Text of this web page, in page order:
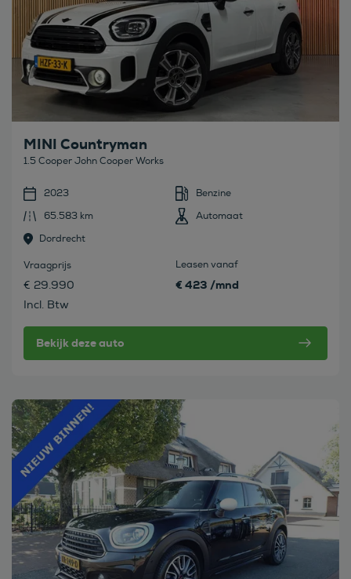
MINI Countryman
1.5 Cooper John Cooper Works
2023
Benzine
65.583 km
Automaat
Dordrecht
Vraagprijs
€ 29.990
Incl. Btw
Leasen vanaf
€ 423 /mnd
Bekijk deze auto
Bekijk deze auto